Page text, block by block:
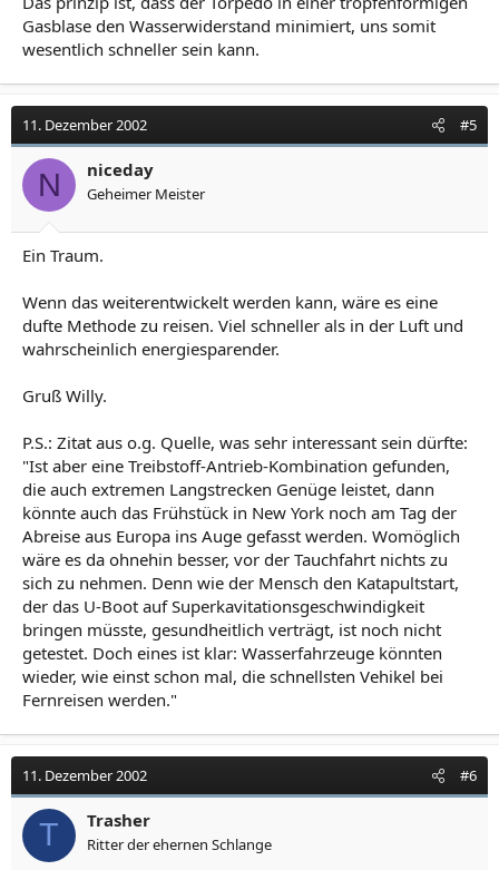
Gasblase den Wasserwiderstand minimiert, uns somit
wesentlich schneller sein kann.
11. Dezember 2002 #5
N niceday
Geheimer Meister
Ein Traum.
Wenn das weiterentwickelt werden kann, wäre es eine
dufte Methode zu reisen. Viel schneller als in der Luft und
wahrscheinlich energiesparender.
Gruß Willy.
P.S.: Zitat aus o.g. Quelle, was sehr interessant sein dürfte:
"Ist aber eine Treibstoff-Antrieb-Kombination gefunden,
die auch extremen Langstrecken Genüge leistet, dann
könnte auch das Frühstück in New York noch am Tag der
Abreise aus Europa ins Auge gefasst werden. Womöglich
wäre es da ohnehin besser, vor der Tauchfahrt nichts zu
sich zu nehmen. Denn wie der Mensch den Katapultstart,
der das U-Boot auf Superkavitationsgeschwindigkeit
bringen müsste, gesundheitlich verträgt, ist noch nicht
getestet. Doch eines ist klar: Wasserfahrzeuge könnten
wieder, wie einst schon mal, die schnellsten Vehikel bei
Fernreisen werden."
11. Dezember 2002 #6
T Trasher
Ritter der ehernen Schlange